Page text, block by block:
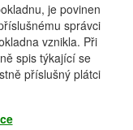
je povinen
správci
vznikla. Při
spis týkající se
příslušný plátci